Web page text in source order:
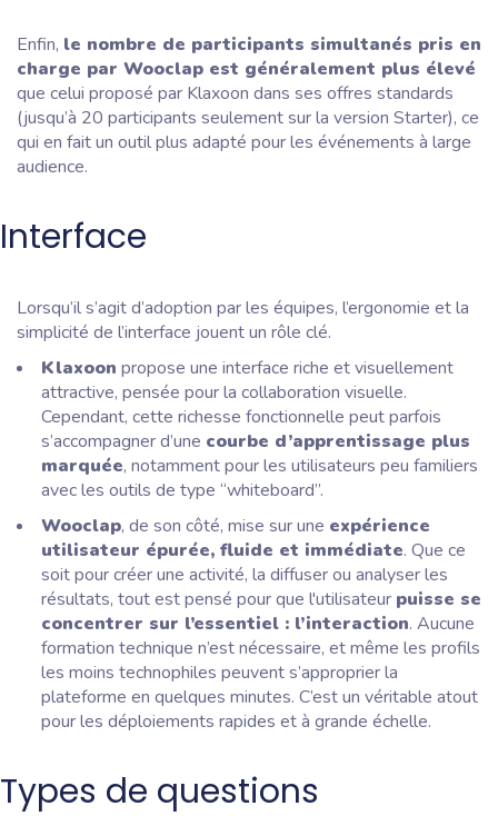
Enfin, le nombre de participants simultanés pris en
charge par Wooclap est généralement plus élevé
que celui proposé par Klaxoon dans ses offres standards
(jusqu’à 20 participants seulement sur la version Starter), ce
qui en fait un outil plus adapté pour les événements à large
audience.
Interface
Lorsqu’il s’agit d’adoption par les équipes, l’ergonomie et la
simplicité de l’interface jouent un rôle clé.
Klaxoon propose une interface riche et visuellement
attractive, pensée pour la collaboration visuelle.
Cependant, cette richesse fonctionnelle peut parfois
s’accompagner d’une courbe d’apprentissage plus
marquée, notamment pour les utilisateurs peu familiers
avec les outils de type “whiteboard”.
Wooclap, de son côté, mise sur une expérience
utilisateur épurée, fluide et immédiate. Que ce
soit pour créer une activité, la diffuser ou analyser les
résultats, tout est pensé pour que l'utilisateur puisse se
concentrer sur l’essentiel : l’interaction. Aucune
formation technique n’est nécessaire, et même les profils
les moins technophiles peuvent s’approprier la
plateforme en quelques minutes. C’est un véritable atout
pour les déploiements rapides et à grande échelle.
Types de questions